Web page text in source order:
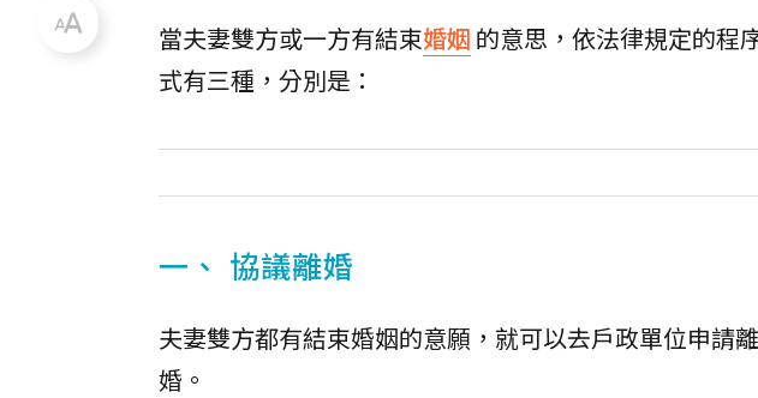
當夫妻雙方或一方有結束婚姻 的意思，依法律規定的程
式有三種，分別是：
一、 協議離婚
夫妻雙方都有結束婚姻的意願，就可以去戶政單位申請
婚。